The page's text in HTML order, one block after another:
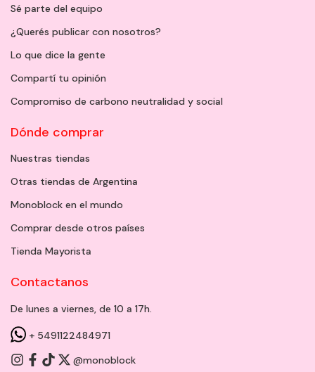
Sé parte del equipo
¿Querés publicar con nosotros?
Lo que dice la gente
Compartí tu opinión
Compromiso de carbono neutralidad y social
Dónde comprar
Nuestras tiendas
Otras tiendas de Argentina
Monoblock en el mundo
Comprar desde otros países
Tienda Mayorista
Contactanos
De lunes a viernes, de 10 a 17h.
+ 5491122484971
@monoblock